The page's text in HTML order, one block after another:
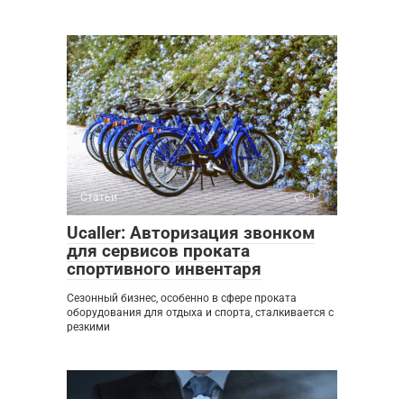
Статьи 0
Ucaller: Авторизация звонком
для сервисов проката
спортивного инвентаря
Сезонный бизнес, особенно в сфере проката
оборудования для отдыха и спорта, сталкивается с
резкими